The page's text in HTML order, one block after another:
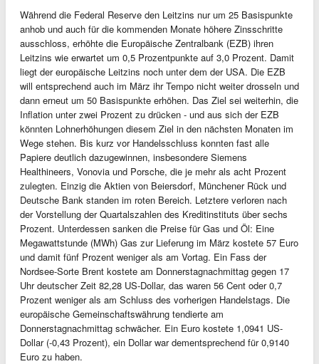
Während die Federal Reserve den Leitzins nur um 25 Basispunkte
anhob und auch für die kommenden Monate höhere Zinsschritte
ausschloss, erhöhte die Europäische Zentralbank (EZB) ihren
Leitzins wie erwartet um 0,5 Prozentpunkte auf 3,0 Prozent. Damit
liegt der europäische Leitzins noch unter dem der USA. Die EZB
will entsprechend auch im März ihr Tempo nicht weiter drosseln und
dann erneut um 50 Basispunkte erhöhen. Das Ziel sei weiterhin, die
Inflation unter zwei Prozent zu drücken - und aus sich der EZB
könnten Lohnerhöhungen diesem Ziel in den nächsten Monaten im
Wege stehen. Bis kurz vor Handelsschluss konnten fast alle
Papiere deutlich dazugewinnen, insbesondere Siemens
Healthineers, Vonovia und Porsche, die je mehr als acht Prozent
zulegten. Einzig die Aktien von Beiersdorf, Münchener Rück und
Deutsche Bank standen im roten Bereich. Letztere verloren nach
der Vorstellung der Quartalszahlen des Kreditinstituts über sechs
Prozent. Unterdessen sanken die Preise für Gas und Öl: Eine
Megawattstunde (MWh) Gas zur Lieferung im März kostete 57 Euro
und damit fünf Prozent weniger als am Vortag. Ein Fass der
Nordsee-Sorte Brent kostete am Donnerstagnachmittag gegen 17
Uhr deutscher Zeit 82,28 US-Dollar, das waren 56 Cent oder 0,7
Prozent weniger als am Schluss des vorherigen Handelstags. Die
europäische Gemeinschaftswährung tendierte am
Donnerstagnachmittag schwächer. Ein Euro kostete 1,0941 US-
Dollar (-0,43 Prozent), ein Dollar war dementsprechend für 0,9140
Euro zu haben.